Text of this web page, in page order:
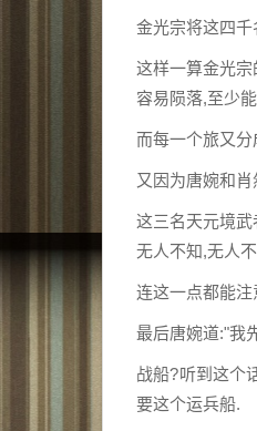
金光宗将这四
这样一算金光
容易陨落,至少
而每一个旅又
又因为唐婉和
这三名天元境
无人不知,无人
连这一点都能
最后唐婉道:"我
战船?听到这个
要这个运兵船.